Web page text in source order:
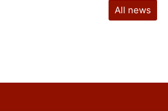
All news